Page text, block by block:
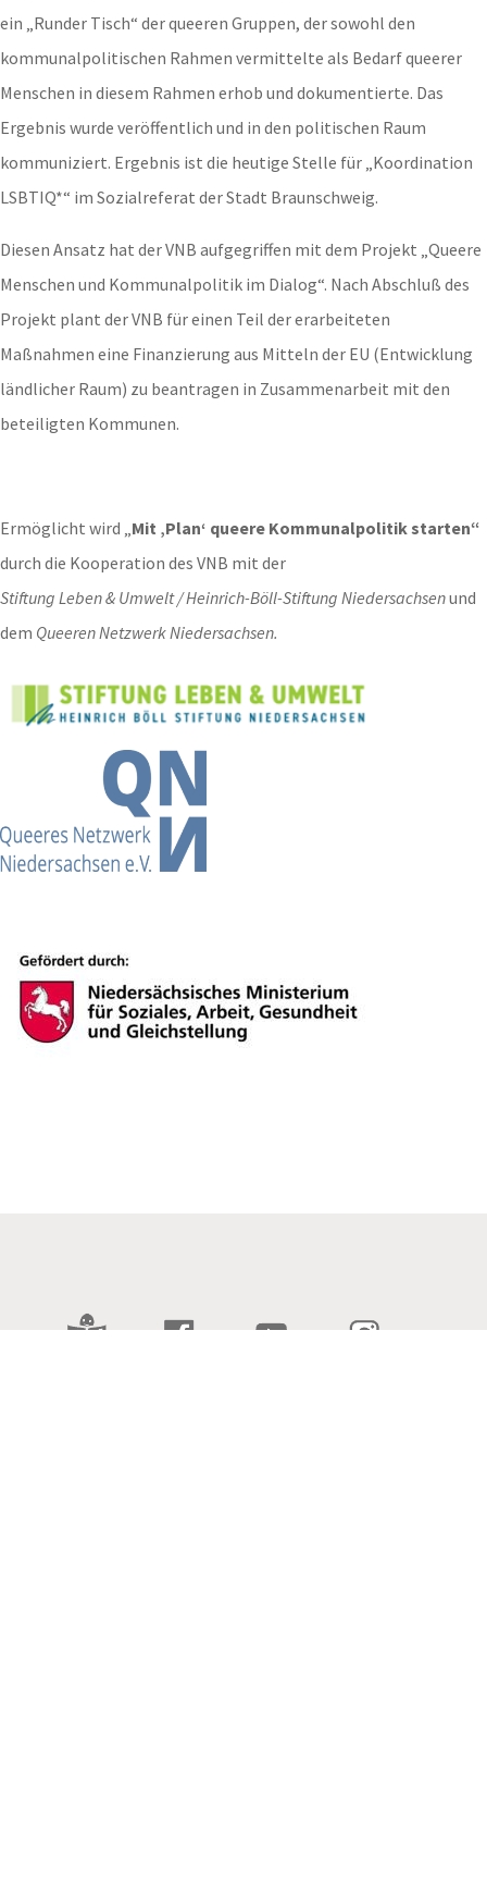
ein „Runder Tisch“ der queeren Gruppen, der sowohl den
kommunalpolitischen Rahmen vermittelte als Bedarf queerer
Menschen in diesem Rahmen erhob und dokumentierte. Das
Ergebnis wurde veröffentlich und in den politischen Raum
kommuniziert. Ergebnis ist die heutige Stelle für „Koordination
LSBTIQ*“ im Sozialreferat der Stadt Braunschweig.
Diesen Ansatz hat der VNB aufgegriffen mit dem Projekt „Queere
Menschen und Kommunalpolitik im Dialog“. Nach Abschluß des
Projekt plant der VNB für einen Teil der erarbeiteten
Maßnahmen eine Finanzierung aus Mitteln der EU (Entwicklung
ländlicher Raum) zu beantragen in Zusammenarbeit mit den
beteiligten Kommunen.
Ermöglicht wird „ Mit ‚Plan‘ queere Kommunalpolitik starten“
durch die Kooperation des VNB mit der
Stiftung Leben & Umwelt / Heinrich-Böll-Stiftung Niedersachsenund
dem Queeren Netzwerk Niedersachsen.